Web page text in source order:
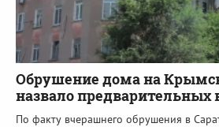
Обрушение дома на
назвало
По факту вчерашнего обрушения в